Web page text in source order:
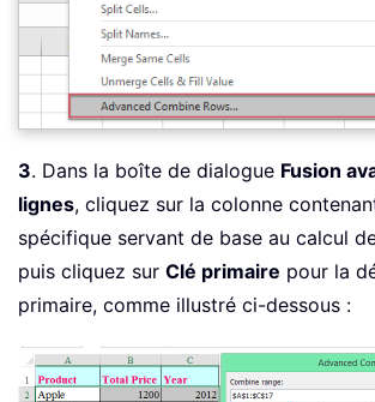
3. Dans la boîte de dialogue Fusion
lignes, cliquez sur la colonne
spécifique servant de base au calcul
puis cliquez sur Clé primaire pour la
primaire, comme illustré ci-dessous :